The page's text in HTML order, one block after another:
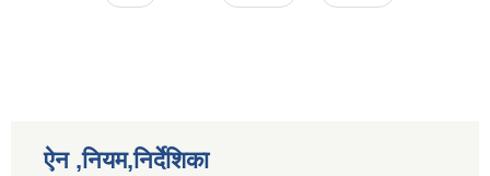
ऐन ,नियम,निर्देशिका